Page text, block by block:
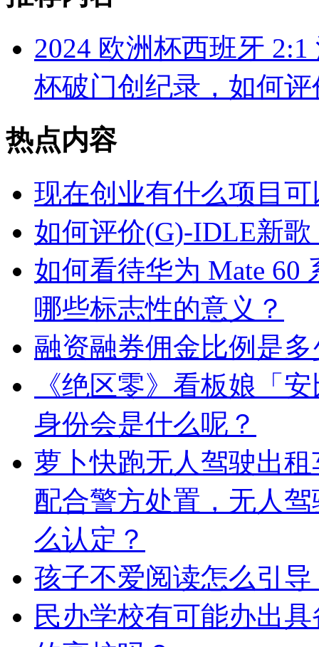
2024 欧洲杯西班牙
杯破门创纪录，如何
热点内容
现在创业有什么项目可
如何评价(G)-IDLE新
如何看待华为 Mate 60
哪些标志性的意义？
融资融券佣金比例是
《绝区零》看板娘「
身份会是什么呢？
萝卜快跑无人驾驶出
配合警方处置，无人
么认定？
孩子不爱阅读怎么引导
民办学校有可能办出